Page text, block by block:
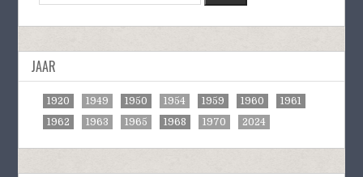
JAAR
1920 1949 1950 1954 1959 1960
1961
1962
1963 1965 1968 1970 2024